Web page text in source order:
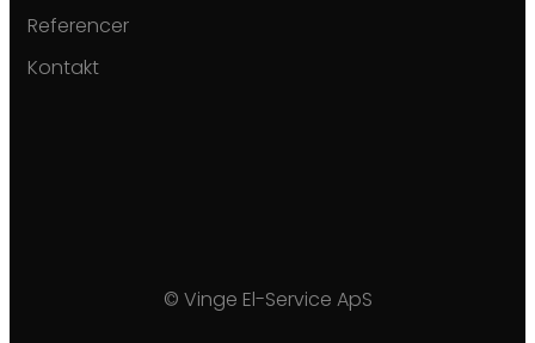
Referencer
Kontakt
© Vinge El-Service ApS